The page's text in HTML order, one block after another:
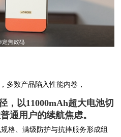
多数产品陷入性能内卷，
，以11000mAh超大电池切
通用户的续航焦虑。
格、满级防护与抗摔服务形成组